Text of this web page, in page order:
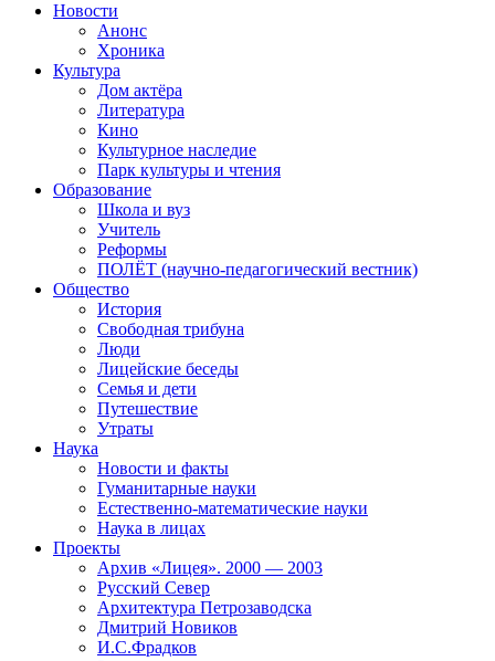
Новости
Анонс
Хроника
Культура
Дом актёра
Литература
Кино
Культурное наследие
Парк культуры и чтения
Образование
Школа и вуз
Учитель
Реформы
ПОЛЁТ (научно-педагогический вестник)
Общество
История
Свободная трибуна
Люди
Лицейские беседы
Семья и дети
Путешествие
Утраты
Наука
Новости и факты
Гуманитарные науки
Естественно-математические науки
Наука в лицах
Проекты
Архив «Лицея». 2000 — 2003
Русский Север
Архитектура Петрозаводска
Дмитрий Новиков
И.С.Фрадков